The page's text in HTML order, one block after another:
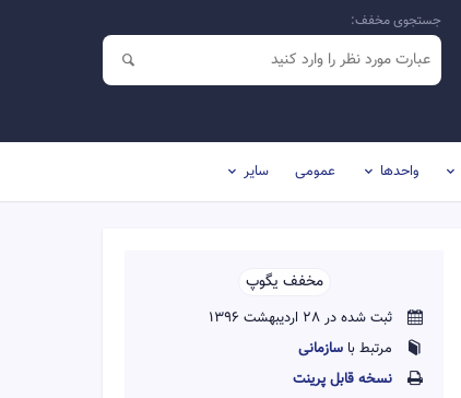
جستجوی مخفف:
واحدها عمومی سایر
مخفف یگوپ
ثبت شده در 28 اردیبهشت 1396
مرتبط با سازمانی
نسخه قابل پرينت